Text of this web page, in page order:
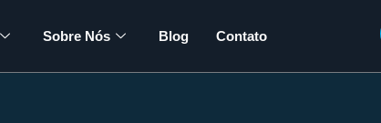
Sobre Nós Blog Contato